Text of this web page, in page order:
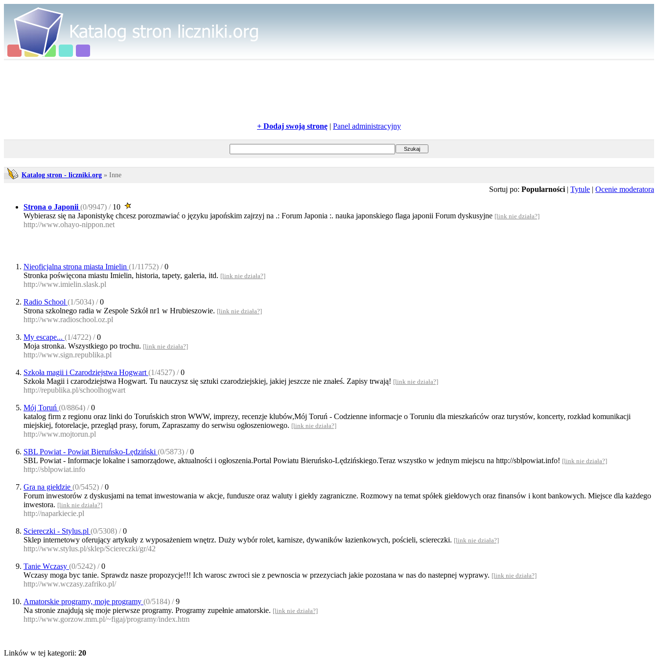
+ Dodaj swoją stronę | Panel administracyjny
Katalog stron - liczniki.org » Inne
Sortuj po: Popularności | Tytule | Ocenie moderatora
Strona o Japonii (0/9947) /10
Wybierasz się na Japonistykę chcesz porozmawiać o języku japońskim zajrzyj na .: Forum Japonia :. nauka japonskiego flaga japonii Forum dyskusyjne [link nie działa?]
http://www.ohayo-nippon.net
Nieoficjalna strona miasta Imielin (1/11752) /0
Stronka poświęcona miastu Imielin, historia, tapety, galeria, itd. [link nie działa?]
http://www.imielin.slask.pl
Radio School (1/5034) /0
Strona szkolnego radia w Zespole Szkół nr1 w Hrubieszowie. [link nie działa?]
http://www.radioschool.oz.pl
My escape... (1/4722) /0
Moja stronka. Wszystkiego po trochu. [link nie działa?]
http://www.sign.republika.pl
Szkoła magii i Czarodziejstwa Hogwart (1/4527) /0
Szkoła Magii i czarodziejstwa Hogwart. Tu nauczysz się sztuki czarodziejskiej, jakiej jeszcze nie znałeś. Zapisy trwają! [link nie działa?]
http://republika.pl/schoolhogwart
Mój Toruń (0/8864) /0
katalog firm z regionu oraz linki do Toruńskich stron WWW, imprezy, recenzje klubów,Mój Toruń - Codzienne informacje o Toruniu dla mieszkańców oraz turystów, koncerty, rozkład komunikacji
miejskiej, fotorelacje, przegląd prasy, forum, Zapraszamy do serwisu ogłoszeniowego. [link nie działa?]
http://www.mojtorun.pl
SBL Powiat - Powiat Bieruńsko-Lędziński (0/5873) /0
SBL Powiat - Informacje lokalne i samorządowe, aktualności i ogłoszenia.Portal Powiatu Bieruńsko-Lędzińskiego.Teraz wszystko w jednym miejscu na http://sblpowiat.info! [link nie działa?]
http://sblpowiat.info
Gra na giełdzie (0/5452) /0
Forum inwestorów z dyskusjami na temat inwestowania w akcje, fundusze oraz waluty i giełdy zagraniczne. Rozmowy na temat spółek giełdowych oraz finansów i kont bankowych. Miejsce dla każdego
inwestora. [link nie działa?]
http://naparkiecie.pl
Sciereczki - Stylus.pl (0/5308) /0
Sklep internetowy oferujący artykuły z wyposażeniem wnętrz. Duży wybór rolet, karnisze, dywaników łazienkowych, pościeli, sciereczki. [link nie działa?]
http://www.stylus.pl/sklep/Sciereczki/gr/42
Tanie Wczasy (0/5242) /0
Wczasy moga byc tanie. Sprawdz nasze propozycje!!! Ich warosc zwroci sie z pewnoscia w przezyciach jakie pozostana w nas do nastepnej wyprawy. [link nie działa?]
http://www.wczasy.zafriko.pl/
Amatorskie programy, moje programy (0/5184) /9
Na stronie znajdują się moje pierwsze programy. Programy zupełnie amatorskie. [link nie działa?]
http://www.gorzow.mm.pl/~figaj/programy/index.htm
Linków w tej kategorii: 20